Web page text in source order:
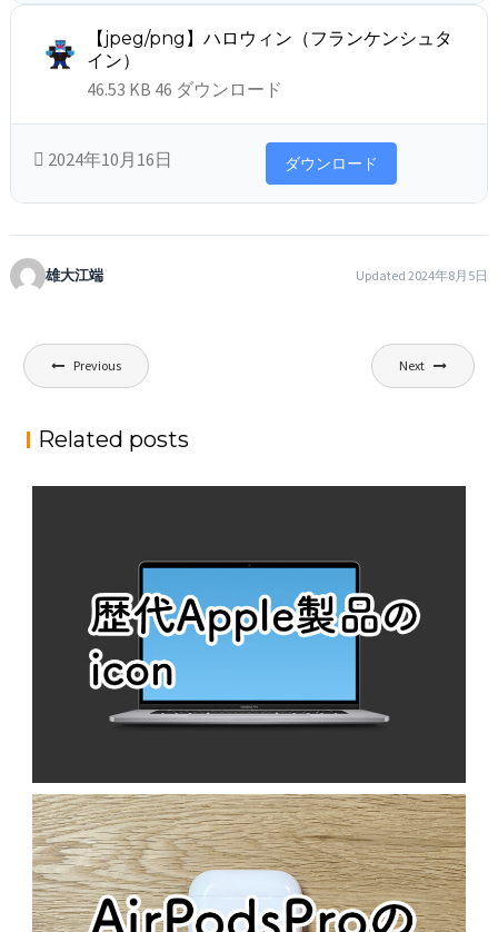
【jpeg/png】ハロウィン（フランケンシュタ
イン）
46.53 KB 46 ダウンロード
2024年10月16日 ダウンロード
雄大江端 Updated 2024年8月5日
投
稿
ビ
Previous Next
Related posts
歴代APPLE製品のICON
N MacOS